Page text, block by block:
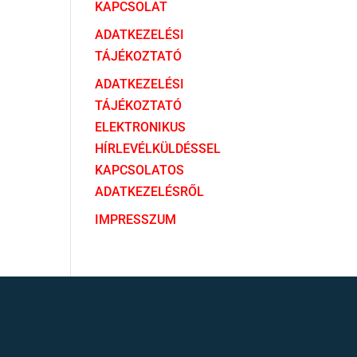
KAPCSOLAT
ADATKEZELÉSI
TÁJÉKOZTATÓ
ADATKEZELÉSI
TÁJÉKOZTATÓ
ELEKTRONIKUS
HÍRLEVÉLKÜLDÉSSEL
KAPCSOLATOS
ADATKEZELÉSRŐL
IMPRESSZUM